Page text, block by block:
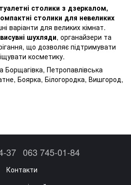
туалетні столики з дзеркалом,
столики для невеликих
варіанти для великих кімнат.
висувні шухляди, органайзери та
що дозволяє підтримувати
косметику.
Борщагівка, Петропавлівська
Боярка, Білогородка, Вишгород,
37 063 745-01-84
Контакти